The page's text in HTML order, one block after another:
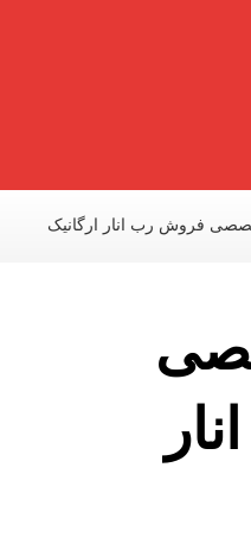
فروش رب انار ارگانیک